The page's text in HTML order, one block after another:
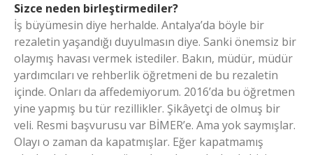
Sizce neden birleştirmediler?
İş büyümesin diye herhalde. Antalya’da böyle bir
rezaletin yaşandığı duyulmasın diye. Sanki önemsiz bir
olaymış havası vermek istediler. Bakın, müdür, müdür
yardımcıları ve rehberlik öğretmeni de bu rezaletin
içinde. Onları da affedemiyorum. 2016’da bu öğretmen
yine yapmış bu tür rezillikler. Şikâyetçi de olmuş bir
veli. Resmi başvurusu var BİMER’e. Ama yok saymışlar.
Olayı o zaman da kapatmışlar. Eğer kapatmamış